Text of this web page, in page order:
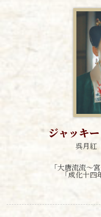
ジャッキ
呉月紅
「大唐流流～
「成化十四